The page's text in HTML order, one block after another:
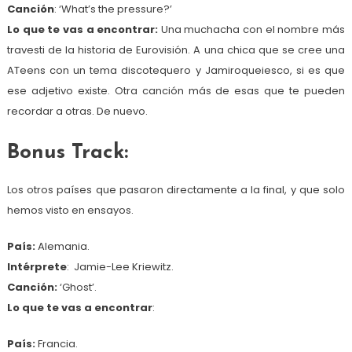
Canción: ‘What’s the pressure?’
Lo que te vas a encontrar: Una muchacha con el nombre más
travesti de la historia de Eurovisión. A una chica que se cree una
ATeens con un tema discotequero y Jamiroqueiesco, si es que
ese adjetivo existe. Otra canción más de esas que te pueden
recordar a otras. De nuevo.
Bonus Track:
Los otros países que pasaron directamente a la final, y que solo
hemos visto en ensayos.
País:Alemania.
Intérprete: Jamie-Lee Kriewitz.
Canción:‘Ghost’.
Lo que te vas a encontrar:
País:Francia.